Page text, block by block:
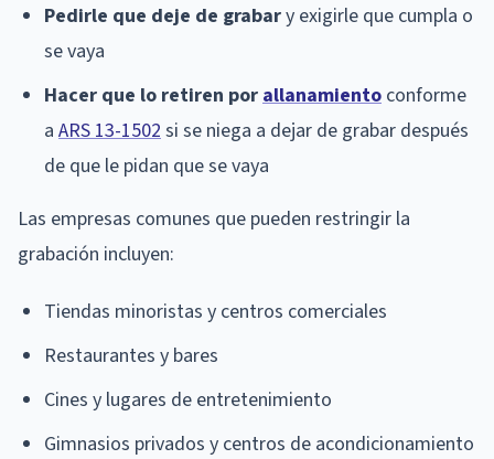
Pedirle que deje de grabary exigirle que cumpla o
se vaya
Hacer que lo retiren por allanamiento conforme
a ARS 13-1502 si se niega a dejar de grabar después
de que le pidan que se vaya
Las empresas comunes que pueden restringir la
grabación incluyen:
Tiendas minoristas y centros comerciales
Restaurantes y bares
Cines y lugares de entretenimiento
Gimnasios privados y centros de acondicionamiento